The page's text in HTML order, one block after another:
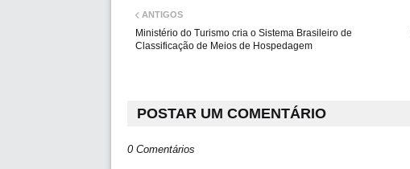
ANTIGOS
Ministério do Turismo cria o Sistema Brasileiro de
Classificação de Meios de Hospedagem
POSTAR UM COMENTÁRIO
0 Comentários